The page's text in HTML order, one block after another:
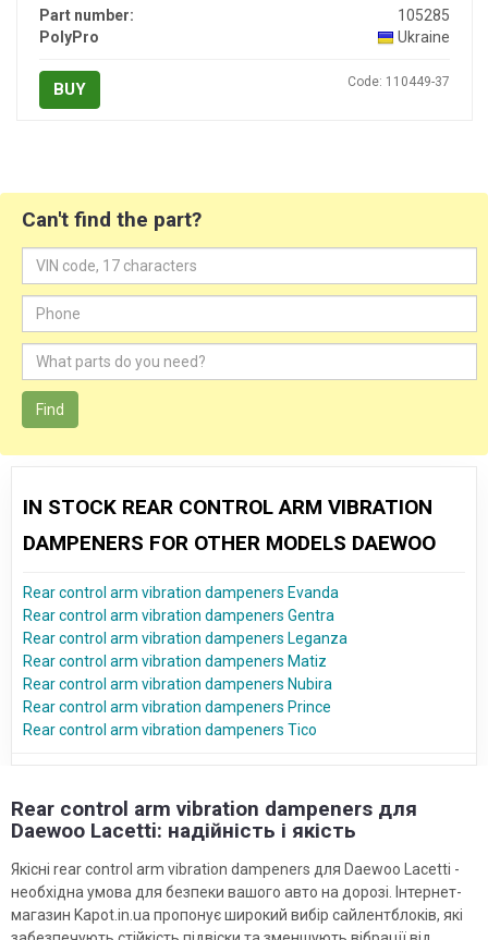
Part number:
105285
PolyPro
Ukraine
BUY Code: 110449-37
Can't find the part?
Find
IN STOCK REAR CONTROL ARM VIBRATION
DAMPENERS FOR OTHER MODELS DAEWOO
Rear control arm vibration dampeners Evanda
Rear control arm vibration dampeners Gentra
Rear control arm vibration dampeners Leganza
Rear control arm vibration dampeners Matiz
Rear control arm vibration dampeners Nubira
Rear control arm vibration dampeners Prince
Rear control arm vibration dampeners Tico
Rear control arm vibration dampeners для
Daewoo Lacetti: надійність і якість
Якісні rear control arm vibration dampeners для Daewoo Lacetti -
необхідна умова для безпеки вашого авто на дорозі. Інтернет-
магазин Kapot.in.ua пропонує широкий вибір сайлентблоків, які